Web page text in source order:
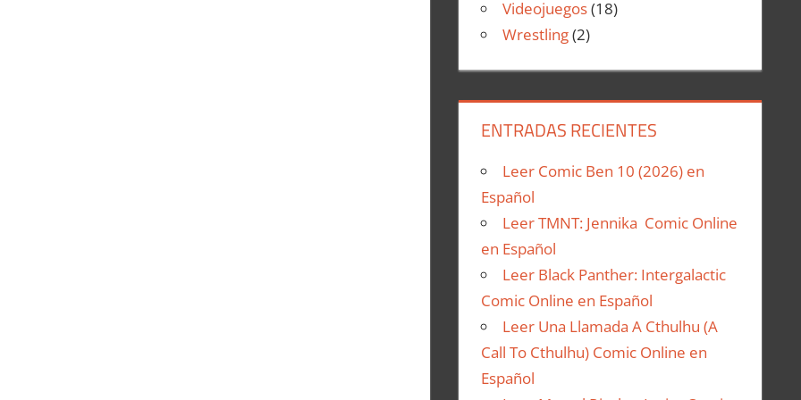
Videojuegos(18)
Wrestling(2)
ENTRADAS RECIENTES
Leer Comic Ben 10 (2026) en
Español
Leer TMNT: Jennika Comic Online
en Español
Leer Black Panther: Intergalactic
Comic Online en Español
Leer Una Llamada A Cthulhu (A
Call To Cthulhu) Comic Online en
Español